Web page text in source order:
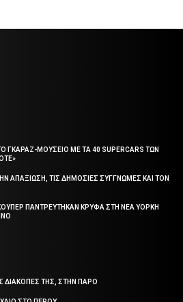
ΓΚΑΡΑΖ-ΜΟΥΣΕΙΟ ΜΕ ΤΑ 40 SUPERCARS ΤΩΝ
ΑΠΑΞΙΩΣΗ, ΤΙΣ ΔΗΜΟΣΙΕΣ ΣΥΓΓΝΩΜΕΣ ΚΑΙ ΤΟΝ
ΚΟΥΠΕΡ ΠΑΝΤΡΕΥΤΗΚΑΝ ΚΡΥΦΑ ΣΤΗ ΝΕΑ ΥΟΡΚΗ
ΔΙΑΚΟΠΕΣ ΤΗΣ, ΣΤΗΝ ΠΑΡΟ